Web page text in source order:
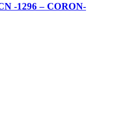
-1296 – CORON-